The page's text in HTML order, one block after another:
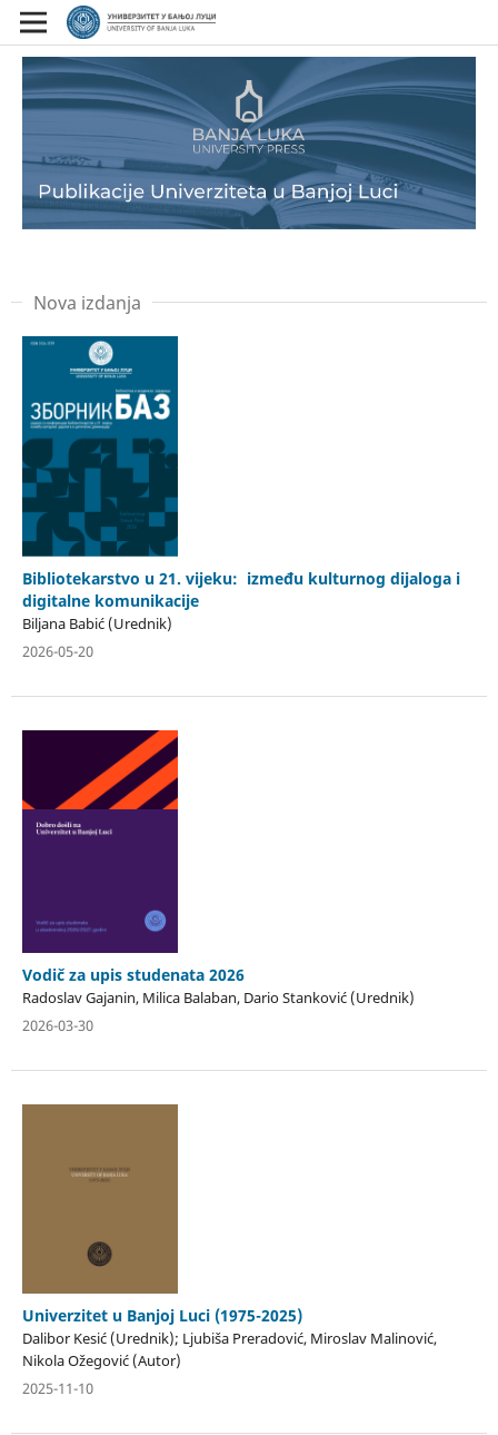
Nova izdanja
Bibliotekarstvo u 21. vijeku: između kulturnog dijaloga i
digitalne komunikacije
Biljana Babić (Urednik)
2026-05-20
Vodič za upis studenata 2026
Radoslav Gajanin, Milica Balaban, Dario Stanković (Urednik)
2026-03-30
Univerzitet u Banjoj Luci (1975-2025)
Dalibor Kesić (Urednik); Ljubiša Preradović, Miroslav Malinović,
Nikola Ožegović (Autor)
2025-11-10